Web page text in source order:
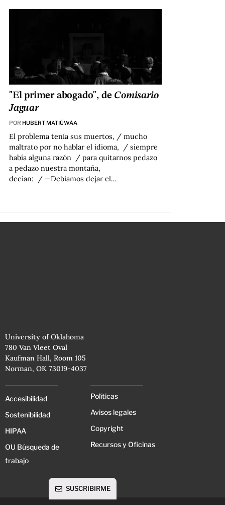
"El primer abogado", de Comisario
Jaguar
POR HUBERT MATIÚWÀA
El problema tenía sus muertos, / mucho
maltrato por no hablar el idioma, / siempre
había alguna razón / para quitarnos pedazo
a pedazo nuestra montaña,
decían: / —Debíamos dejar el…
University of Oklahoma
780 Van Vleet Oval
Kaufman Hall, Room 105
Norman, OK 73019-4037
Accesibilidad
Sostenibilidad
HIPAA
OU Búsqueda de
trabajo
Políticas
Avisos legales
Copyright
Recursos y Oficinas
SUSCRIBIRME